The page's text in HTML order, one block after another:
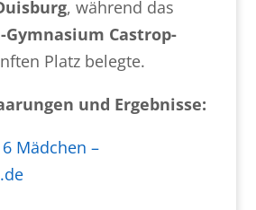
, während das
Gymnasium Castrop-
Platz belegte.
und Ergebnisse:
Mädchen –